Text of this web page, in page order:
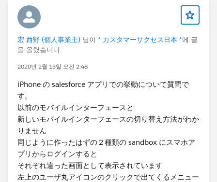
宏 西野 (個人事業主) 님이 * カスタマーサクセス日本 *에 글
을 올렸습니다
2020년 2월 13일 오전 2:48
iPhone の salesforce アプリでの挙動について質問で
す。
以前のモバイルインターフェースと
新しいモバイルインターフェースの切り替え方法がわか
りません
同じように作ったはずの２種類の sandbox にスマホア
プリからログインすると
それぞれ違った画面として表示されています
左上のユーザ丸アイコンのクリックで出てくるメニュー